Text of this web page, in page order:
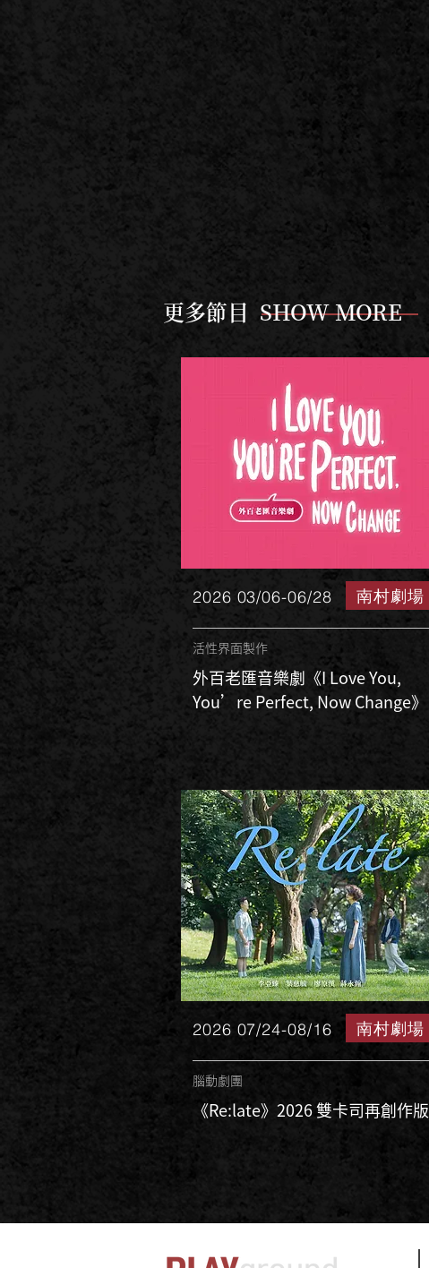
更多節目 SHOW MORE
南村劇場
2026 03/06-06/28
活性界面製作
外百老匯音樂劇《I Love You,
You’re Perfect, Now Change》
南村劇場
2026 07/24-08/16
腦動劇團
《Re:late》2026 雙卡司再創作版